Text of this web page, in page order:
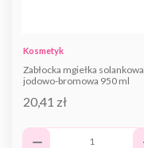
Kosmetyk
Zabłocka mgiełka solankowa
jodowo-bromowa 950 ml
20,41 zł